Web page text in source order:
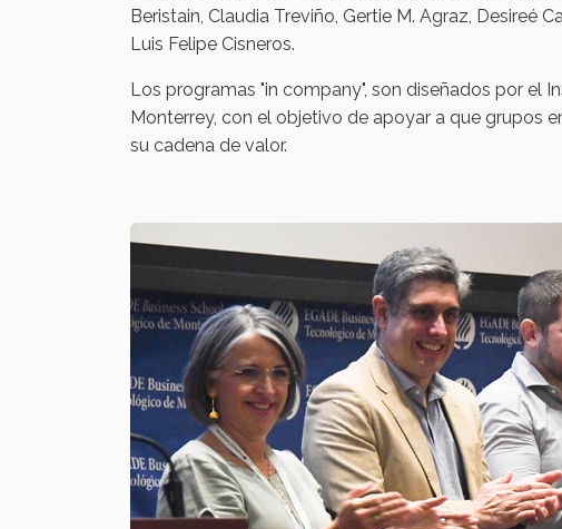
Beristain, Claudia Treviño, Gertie M. Agraz, Desireé
Luis Felipe Cisneros.
Los programas "in company", son diseñados por el
Monterrey, con el objetivo de apoyar a que grupos
su cadena de valor.